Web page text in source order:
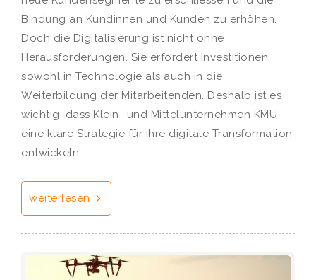
Bindung an Kundinnen und Kunden zu erhöhen.
Doch die Digitalisierung ist nicht ohne
Herausforderungen. Sie erfordert Investitionen,
sowohl in Technologie als auch in die
Weiterbildung der Mitarbeitenden. Deshalb ist es
wichtig, dass Klein- und Mittelunternehmen KMU
eine klare Strategie für ihre digitale Transformation
entwickeln....
weiterlesen